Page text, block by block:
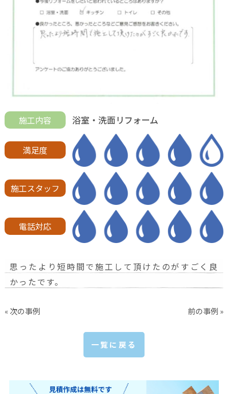
施工内容 浴室・洗面リフォーム
満足度
施工スタッフ
電話対応
思ったより短時間で施工して頂けたのがすごく良
かったです。
« 次の事例 前の事例 »
一覧に戻る